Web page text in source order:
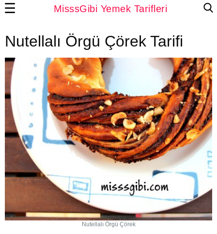
MisssGibi Yemek Tarifleri
☰
Nutellalı Örgü Çörek Tarifi
Nutellalı Örgü Çörek